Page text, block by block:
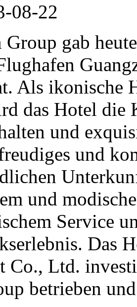
08-22
gab
Als ikonische
das Hotel die
und
und
und
Service
Das
Co., Ltd.
betrieben